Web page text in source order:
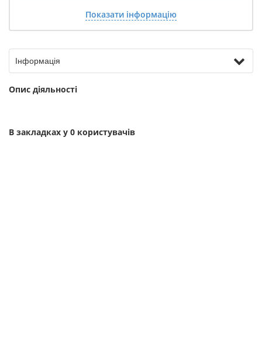
Показати інформацію
Інформація
Опис діяльності
В закладках у 0 користувачів